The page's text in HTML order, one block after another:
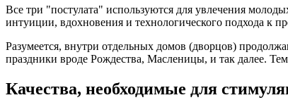
Все три "постулата" используются для увлечения
интуиции, вдохновения и технологического подхода к
Разумеется, внутри отдельных домов (дворцов)
праздники вроде Рождества, Масленицы, и так далее.
Качества, необходимые для